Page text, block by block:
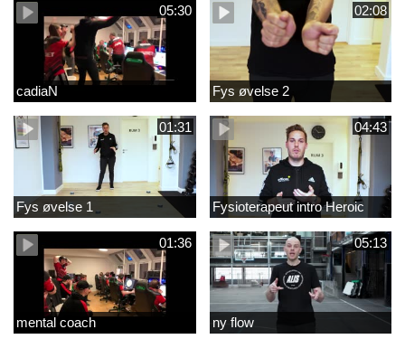
05:30
cadiaN
02:08
Fys øvelse 2
01:31
Fys øvelse 1
04:43
Fysioterapeut intro Heroic
01:36
mental coach
05:13
ny flow